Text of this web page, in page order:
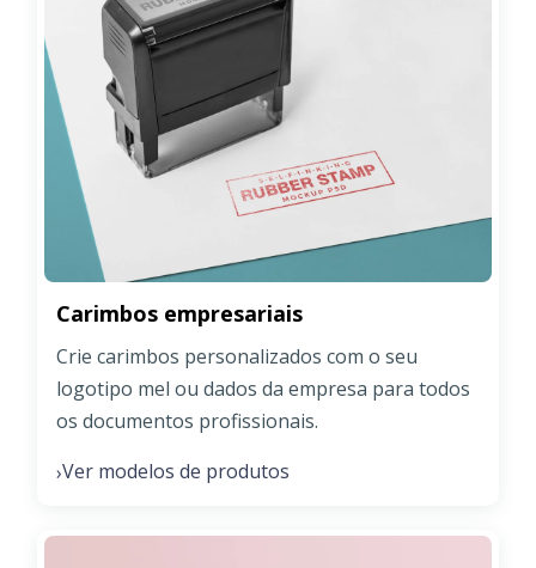
Carimbos empresariais
Crie carimbos personalizados com o seu
logotipo mel ou dados da empresa para todos
os documentos profissionais.
›Ver modelos de produtos